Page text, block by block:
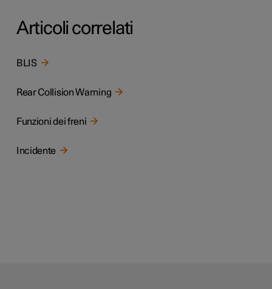
Articoli correlati
BLIS
Rear Collision Warning
Funzioni dei freni
Incidente